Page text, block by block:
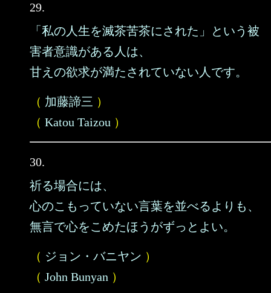
29.
「私の人生を滅茶苦茶にされた」という被
害者意識がある人は、
甘えの欲求が満たされていない人です。
（ 加藤諦三 ）
（ Katou Taizou ）
30.
祈る場合には、
心のこもっていない言葉を並べるよりも、
無言で心をこめたほうがずっとよい。
（ ジョン・バニヤン ）
（ John Bunyan ）